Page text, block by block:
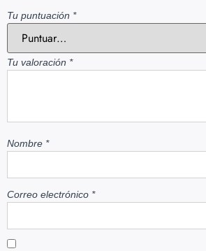
Tu puntuación *
Tu valoración *
Nombre *
Correo electrónico *